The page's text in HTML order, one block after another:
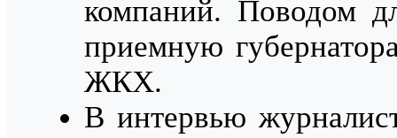
компаний. Поводом
приемную
ЖКХ.
В интервью